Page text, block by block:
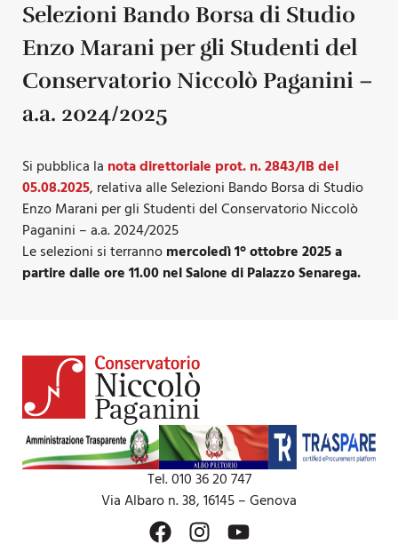
Selezioni Bando Borsa di Studio
Enzo Marani per gli Studenti del
Conservatorio Niccolò Paganini –
a.a. 2024/2025
Si pubblica la nota direttoriale prot. n. 2843/IB del
05.08.2025, relativa alle Selezioni Bando Borsa di Studio
Enzo Marani per gli Studenti del Conservatorio Niccolò
Paganini – a.a. 2024/2025
Le selezioni si terrannomercoledì 1° ottobre 2025 a
partire dalle ore 11.00 nel Salone diPalazzo Senarega.
Tel. 010 36 20 747
Via Albaro n. 38, 16145 – Genova